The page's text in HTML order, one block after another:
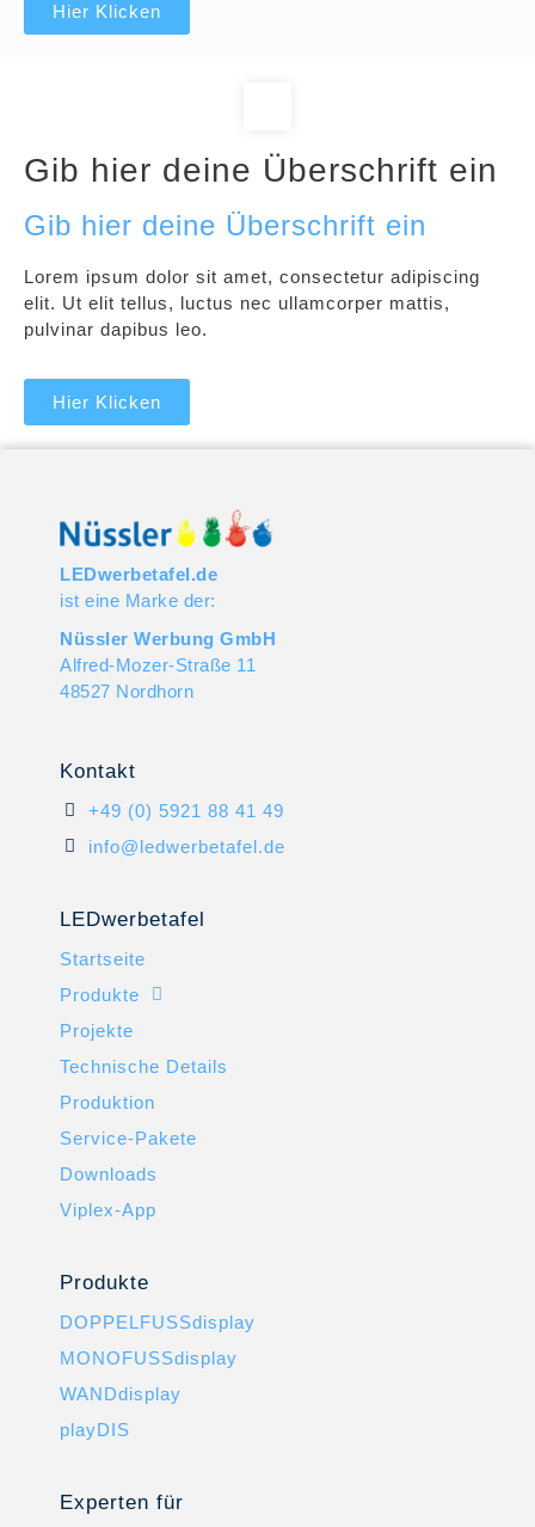
Hier Klicken
Gib hier deine Überschrift ein
Gib hier deine Überschrift ein
Lorem ipsum dolor sit amet, consectetur adipiscing
elit. Ut elit tellus, luctus nec ullamcorper mattis,
pulvinar dapibus leo.
Hier Klicken
LEDwerbetafel.de
ist eine Marke der:
Nüssler Werbung GmbH
Alfred-Mozer-Straße 11
48527 Nordhorn
Kontakt
+49 (0) 5921 88 41 49
info@ledwerbetafel.de
LEDwerbetafel
Startseite
Produkte
Projekte
Technische Details
Produktion
Service-Pakete
Downloads
Viplex-App
Produkte
DOPPELFUSSdisplay
MONOFUSSdisplay
WANDdisplay
playDIS
Experten für